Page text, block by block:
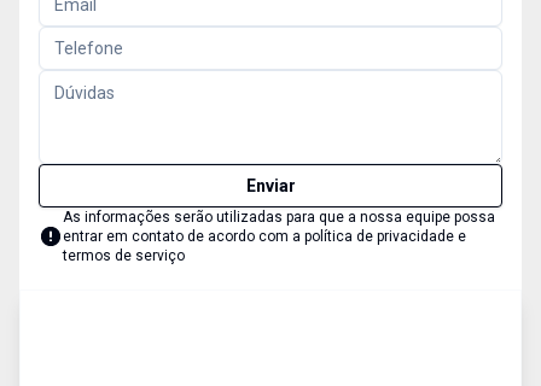
Enviar
As informações serão utilizadas para que a nossa equipe possa
entrar em contato de acordo com a política de privacidade e
termos de serviço